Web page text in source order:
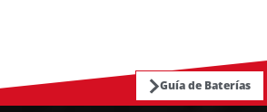
Guía de Baterías